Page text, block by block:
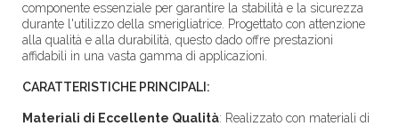
componente essenziale per garantire la stabilità e la sicurezza
durante l'utilizzo della smerigliatrice. Progettato con attenzione
alla qualità e alla durabilità, questo dado offre prestazioni
affidabili in una vasta gamma di applicazioni.
CARATTERISTICHE PRINCIPALI:
Materiali di Eccellente Qualità: Realizzato con materiali di